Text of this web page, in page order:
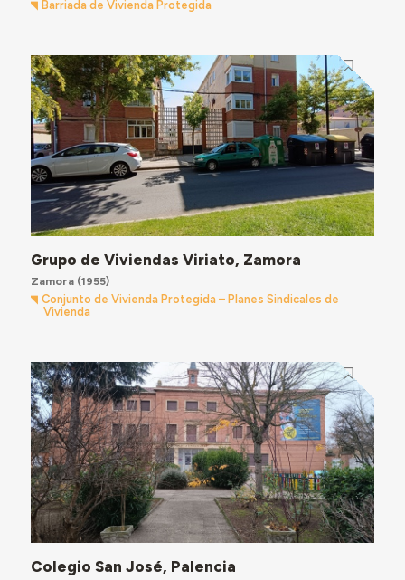
Barriada de Vivienda Protegida
Grupo de Viviendas Viriato, Zamora
Zamora(1955)
Conjunto de Vivienda Protegida – Planes Sindicales de
Vivienda
Colegio San José, Palencia